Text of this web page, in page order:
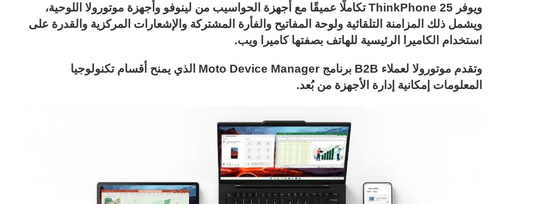
ويوفر ThinkPhone 25 تكاملًا عميقًا مع أجهزة الحواسيب من لينوفو وأجهزة موتورولا اللوحية،
ويشمل ذلك المزامنة التلقائية ولوحة المفاتيح والفأرة المشتركة والإشعارات المركزية والقدرة على
استخدام الكاميرا الرئيسية للهاتف بصفتها كاميرا ويب.
وتقدم موتورولا لعملاء B2B برنامج Moto Device Manager الذي يمنح أقسام تكنولوجيا
المعلومات إمكانية إدارة الأجهزة من بُعد.